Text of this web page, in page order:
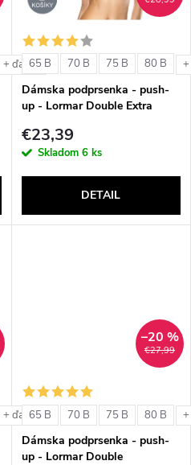
+ ďalšie65 B 70 B 75 B 80 B
Dámska podprsenka - push-
up - Lormar Double Extra
€23,39
Skladom 6 ks
DETAIL
+ ďalšie
€27,99
–20 %
65 B 70 B 75 B 80 B
Dámska podprsenka - push-
up - Lormar Double